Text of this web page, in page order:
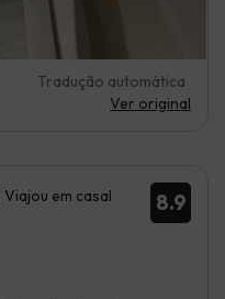
Tradução automática
Ver original
8.9
Viajou em casal